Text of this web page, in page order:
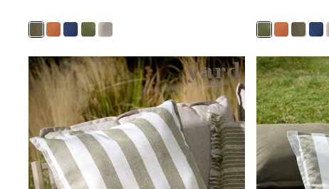
Skechers
GIRLS
New In
New in from Next
New In
Trending: Top & Short Sets
Trending: Clogs
Toy Story
THE SET
50 - 92cm
98 - 110cm